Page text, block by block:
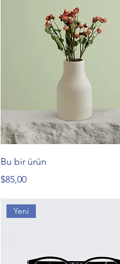
Bu bir ürün
Fiyat
$85,00
Yeni